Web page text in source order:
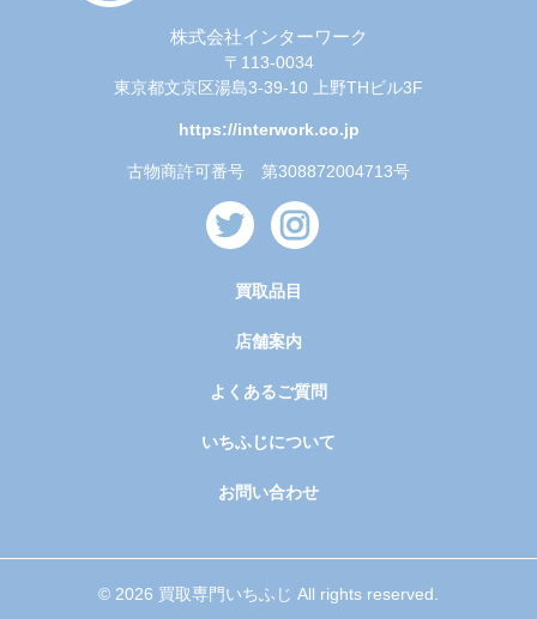
株式会社インターワーク
〒113-0034
東京都文京区湯島3-39-10 上野THビル3F
https://interwork.co.jp
古物商許可番号 第308872004713号
買取品目
店舗案内
よくあるご質問
いちふじについて
お問い合わせ
© 2026 買取専門いちふじ All rights reserved.